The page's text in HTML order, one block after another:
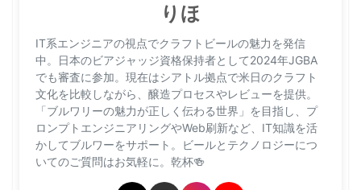
りほ
IT系エンジニアの視点でクラフトビールの魅力を発信
中。日本のビアジャッジ資格保持者として2024年JGBA
でも審査に参加。現在はシアトル拠点で米日のクラフト
文化を比較しながら、醸造プロセスやレビューを提供。
「ブルワリーの魅力が正しく伝わる世界」を目指し、プ
ロンプトエンジニアリングやWeb刷新など、IT知識を活
かしてブルワーをサポート。ビールとテクノロジーにつ
いてのご質問はお気軽に。乾杯🍻